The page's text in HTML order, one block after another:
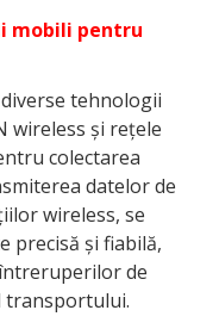
mobili pentru
tehnologii
wireless și rețele
colectarea
datelor de
wireless, se
precisă și fiabilă,
de
transportului.